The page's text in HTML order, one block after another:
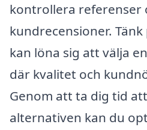
kontrollera referenser
kundrecensioner.
kan löna sig att välja
där kvalitet och
Genom att ta dig tid
alternativen kan du